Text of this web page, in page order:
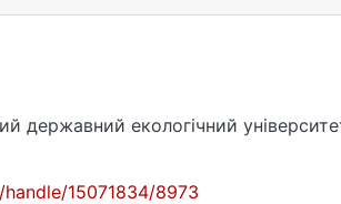
державний екологічний
15071834/8973